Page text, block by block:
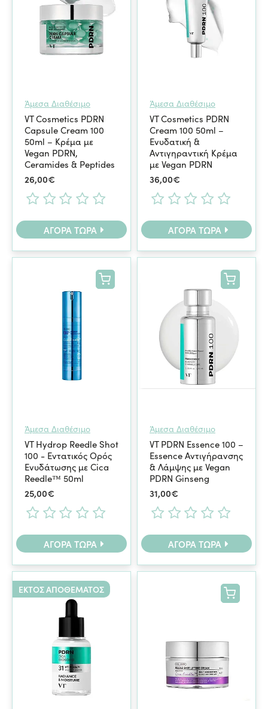
Άμεσα Διαθέσιμο
VT Cosmetics PDRN
Capsule Cream 100
50ml – Κρέμα με
Vegan PDRN,
Ceramides & Peptides
26,00€
ΑΓΟΡΆ ΤΏΡΑ
Άμεσα Διαθέσιμο
VT Cosmetics PDRN
Cream 100 50ml –
Ενυδατική &
Αντιγηραντική Κρέμα
με Vegan PDRN
36,00€
ΑΓΟΡΆ ΤΏΡΑ
Άμεσα Διαθέσιμο
VT Hydrop Reedle Shot
100 - Εντατικός Ορός
Ενυδάτωσης με Cica
Reedle™ 50ml
25,00€
ΑΓΟΡΆ ΤΏΡΑ
Άμεσα Διαθέσιμο
VT PDRN Essence 100 –
Essence Αντιγήρανσης
& Λάμψης με Vegan
PDRN Ginseng
31,00€
ΑΓΟΡΆ ΤΏΡΑ
ΕΚΤΌΣ ΑΠΟΘΈΜΑΤΟΣ